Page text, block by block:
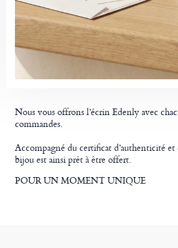
Nous vous offrons l’écrin Edenly avec
commandes.
Accompagné du certificat d’authenticité et
bijou est ainsi prêt à être offert.
POUR UN MOMENT UNIQUE